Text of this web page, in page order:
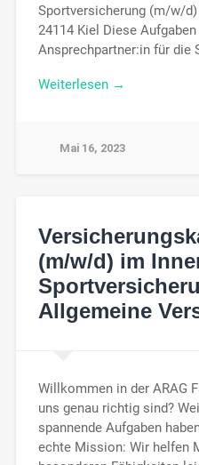
Sportversicherung (m/w/d)
24114 Kiel Diese
Ansprechpartner:in für die
Weiterlesen →
Mai 16, 2023
(m/w/d) im
Allgemeine
Willkommen in der ARAG
uns genau richtig sind?
spannende Aufgaben
echte Mission: Wir helfen